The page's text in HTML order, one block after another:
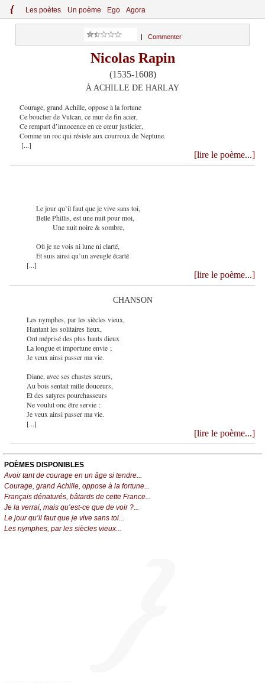
{ Les poètes Un poème Ego Agora
Commenter
Nicolas Rapin
(1535-1608)
À ACHILLE DE HARLAY
Courage, grand Achille, oppose à la fortune
Ce bouclier de Vulcan, ce mur de fin acier,
Ce rempart d’innocence en ce cœur justicier,
Comme un roc qui résiste aux courroux de Neptune.
[...]
[lire le poème...]
Le jour qu’il faut que je vive sans toi,
Belle Phillis, est une nuit pour moi,
Une nuit noire & sombre,
Où je ne vois ni lune ni clarté,
Et suis ainsi qu’un aveugle écarté
[...]
[lire le poème...]
CHANSON
Les nymphes, par les siècles vieux,
Hantant les solitaires lieux,
Ont méprisé des plus hauts dieux
La longue et importune envie ;
Je veux ainsi passer ma vie.
Diane, avec ses chastes sœurs,
Au bois sentait mille douceurs,
Et des satyres pourchasseurs
Ne voulut onc être servie :
Je veux ainsi passer ma vie.
[...]
[lire le poème...]
POÈMES DISPONIBLES
Avoir tant de courage en un âge si tendre...
Courage, grand Achille, oppose à la fortune...
Français dénaturés, bâtards de cette France...
Je la verrai, mais qu’est-ce que de voir ?...
Le jour qu’il faut que je vive sans toi...
Les nymphes, par les siècles vieux...